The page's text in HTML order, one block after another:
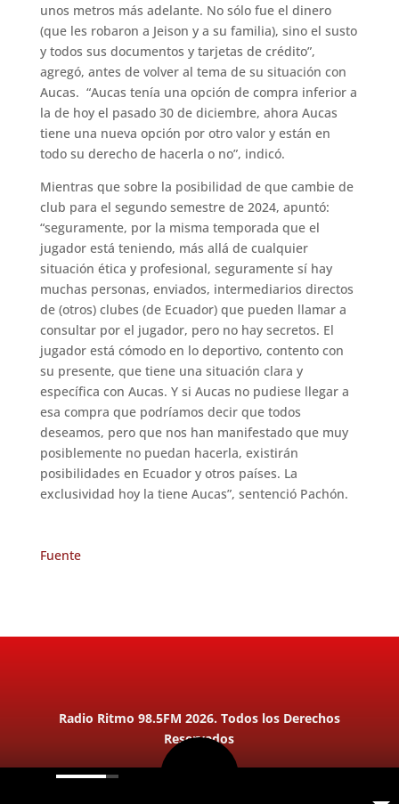
unos metros más adelante. No sólo fue el dinero
(que les robaron a Jeison y a su familia), sino el susto
y todos sus documentos y tarjetas de crédito”,
agregó, antes de volver al tema de su situación con
Aucas. “Aucas tenía una opción de compra inferior a
la de hoy el pasado 30 de diciembre, ahora Aucas
tiene una nueva opción por otro valor y están en
todo su derecho de hacerla o no”, indicó.
Mientras que sobre la posibilidad de que cambie de
club para el segundo semestre de 2024, apuntó:
“seguramente, por la misma temporada que el
jugador está teniendo, más allá de cualquier
situación ética y profesional, seguramente sí hay
muchas personas, enviados, intermediarios directos
de (otros) clubes (de Ecuador) que pueden llamar a
consultar por el jugador, pero no hay secretos. El
jugador está cómodo en lo deportivo, contento con
su presente, que tiene una situación clara y
específica con Aucas. Y si Aucas no pudiese llegar a
esa compra que podríamos decir que todos
deseamos, pero que nos han manifestado que muy
posiblemente no puedan hacerla, existirán
posibilidades en Ecuador y otros países. La
exclusividad hoy la tiene Aucas”, sentenció Pachón.
Fuente
Radio Ritmo 98.5FM 2026. Todos los Derechos
Reservados